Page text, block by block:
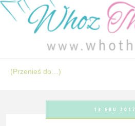
13 GRU 2017